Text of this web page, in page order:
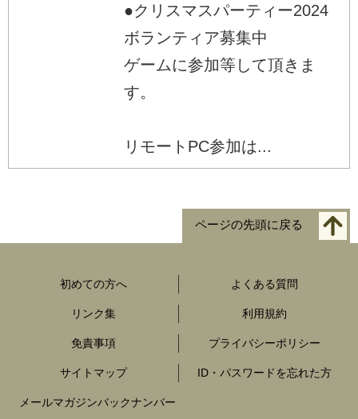
●クリスマスパーティー2024
ボランティア募集中
ゲームに参加等して頂きま
す。
リモートPC参加は...
ページの先頭に戻る
初めての方へ よくある質問
リンク集 利用規約
免責事項 プライバシーポリシー
サイトマップ ID・パスワードを忘れた方
メールマガジンバックナンバー